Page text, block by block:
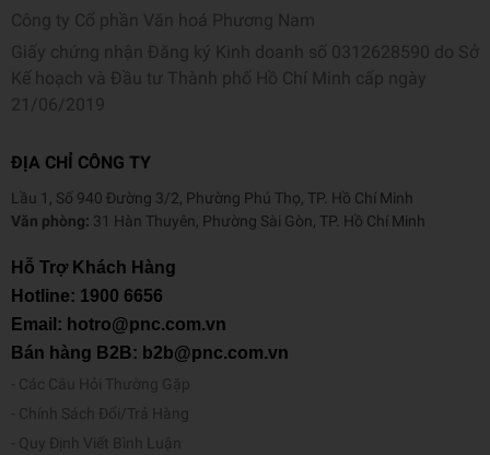
Công ty Cổ phần Văn hoá Phương Nam
Giấy chứng nhận Đăng ký Kinh doanh số 0312628590 do Sở
Kế hoạch và Đầu tư Thành phố Hồ Chí Minh cấp ngày
21/06/2019
ĐỊA CHỈ CÔNG TY
Lầu 1, Số 940 Đường 3/2, Phường Phú Thọ, TP. Hồ Chí Minh
Văn phòng: 31 Hàn Thuyên, Phường Sài Gòn, TP. Hồ Chí Minh
Hỗ Trợ Khách Hàng
Hotline: 1900 6656
Email: hotro@pnc.com.vn
Bán hàng B2B: b2b@pnc.com.vn
Các Câu Hỏi Thường Gặp
Chính Sách Đổi/Trả Hàng
Quy Định Viết Bình Luận